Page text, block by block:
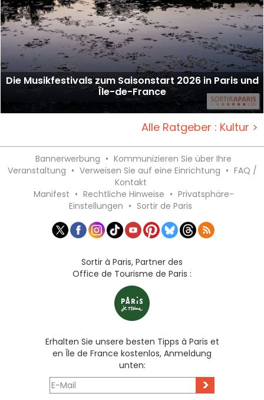
Die Musikfestivals zum Saisonstart 2026 in Paris und
Île-de-France
Alle Ratgeber : Kultur >
Bannerwerbung • Kommunizieren Sie über Ihre
Veranstaltung • Verweisen Sie auf eine Einrichtung • FAQ /
Kontakt
Manifest • Rechtliche Hinweise • Privatsphäre-
Einstellungen • Sortir de Paris
Sortir à Paris, Partner des
Office de Tourisme de Paris :
Erhalten Sie unsere besten Tipps à Paris et
en Île de France kostenlos, Anmeldung
unten:
>